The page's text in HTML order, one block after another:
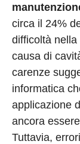
circa il 24%
difficoltà
causa di
carenze
informatica
applicazione
ancora
Tuttavia,